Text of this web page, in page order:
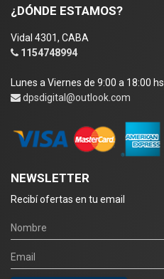
¿DÓNDE ESTAMOS?
Vidal 4301, CABA
1154748994
Lunes a Viernes de 9:00 a 18:00 hs.
dpsdigital@outlook.com
NEWSLETTER
Recibí ofertas en tu email